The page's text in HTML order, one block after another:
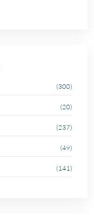
(300)
(20)
(237)
(49)
(141)